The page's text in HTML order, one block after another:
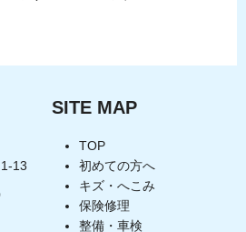
13
SITE MAP
TOP
初めての方へ
キズ・へこみ
保険修理
整備・車検